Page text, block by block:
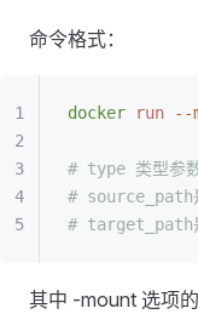
命令格式：
docker run --
# type 类型参
# source_path
# target_path
其中 -mount 选项